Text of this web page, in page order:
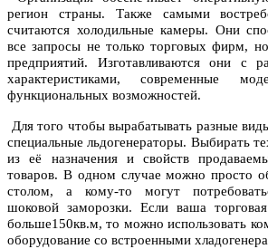
регион страны. Также самыми
считаются холодильные камеры. Они
все запросы не только торговых фирм,
предприятий. Изготавливаются они с
характеристиками, современные
функциональных возможностей.
Для того чтобы вырабатывать разные
специальные льдогенераторы. Выбирать
из её назначения и свойств
товаров. В одном случае можно просто
столом, а кому-то могут
шоковой заморозки. Если ваша
больше150кв.м, то можно использовать
оборудование со встроенными